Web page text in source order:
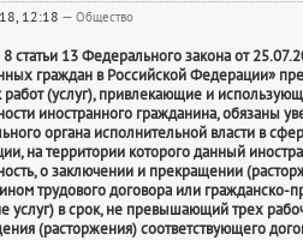
12:18 — Общество
8 статьи 13 Федерального закона от
граждан в Российской Федерации»
работ (услуг), привлекающие и
иностранного гражданина, обязаны
органа исполнительной власти в
на территории которого данный
о заключении и прекращении
трудового договора или гражданско-
услуг) в срок, не превышающий трех
(расторжения) соответствующего